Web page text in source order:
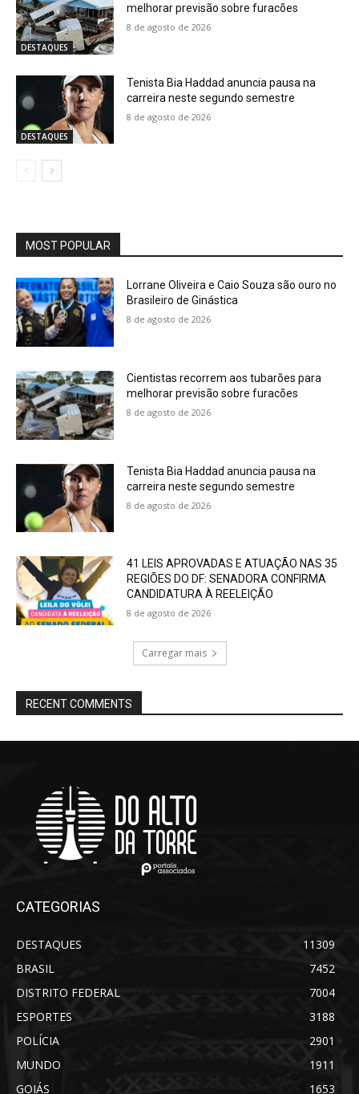
DESTAQUES
melhorar previsão sobre furacões
8 de agosto de 2026
DESTAQUES
Tenista Bia Haddad anuncia pausa na
carreira neste segundo semestre
8 de agosto de 2026
MOST POPULAR
Lorrane Oliveira e Caio Souza são ouro no
Brasileiro de Ginástica
8 de agosto de 2026
Cientistas recorrem aos tubarões para
melhorar previsão sobre furacões
8 de agosto de 2026
Tenista Bia Haddad anuncia pausa na
carreira neste segundo semestre
8 de agosto de 2026
41 LEIS APROVADAS E ATUAÇÃO NAS 35
REGIÕES DO DF: SENADORA CONFIRMA
CANDIDATURA À REELEIÇÃO
8 de agosto de 2026
Carregar mais
RECENT COMMENTS
CATEGORIAS
DESTAQUES
11309
BRASIL
7452
DISTRITO FEDERAL
7004
ESPORTES
3188
POLÍCIA
2901
MUNDO
1911
GOIÁS
1653